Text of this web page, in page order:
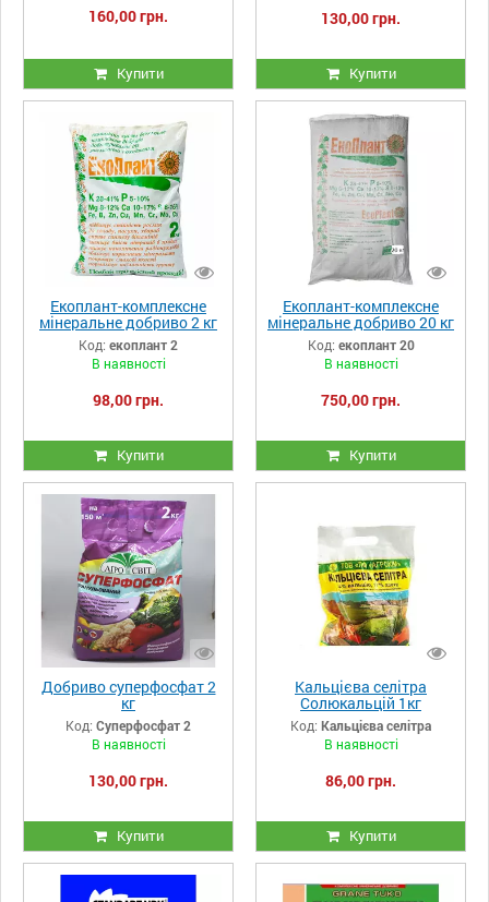
160,00 грн.
Купити
130,00 грн.
Купити
Екоплант-комплексне
мінеральне добриво 2 кг
Код: екоплант 2
В наявності
98,00 грн.
Купити
Екоплант-комплексне
мінеральне добриво 20 кг
Код: екоплант 20
В наявності
750,00 грн.
Купити
Добриво суперфосфат 2
кг
Код: Суперфосфат 2
В наявності
130,00 грн.
Купити
Кальцієва селітра
Солюкальцій 1кг
Код: Кальцієва селітра
В наявності
86,00 грн.
Купити